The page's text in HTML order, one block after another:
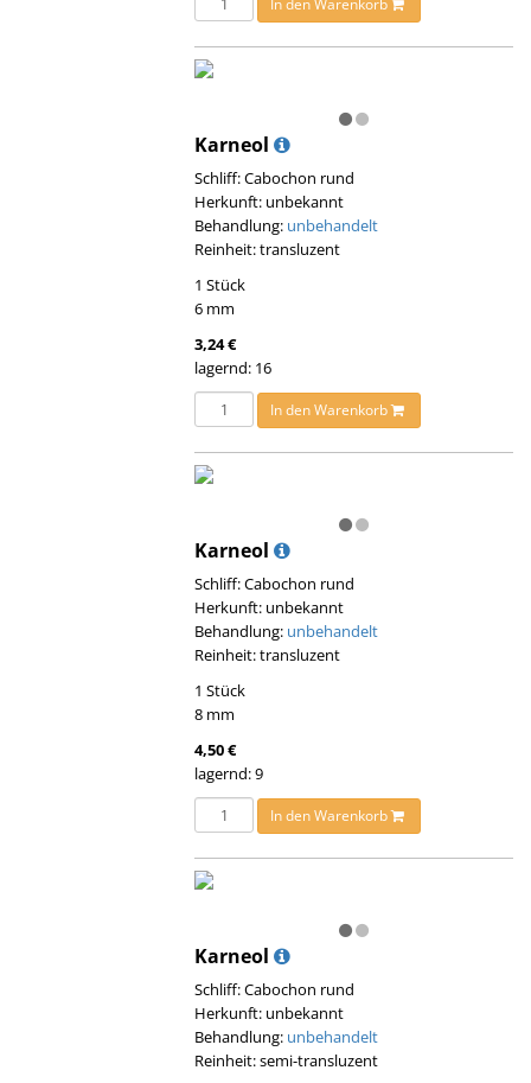
In den Warenkorb
Karneol
Schliff: Cabochon rund
Herkunft: unbekannt
Behandlung: unbehandelt
Reinheit: transluzent
1 Stück
6 mm
3,24 €
lagernd: 16
In den Warenkorb
Karneol
Schliff: Cabochon rund
Herkunft: unbekannt
Behandlung: unbehandelt
Reinheit: transluzent
1 Stück
8 mm
4,50 €
lagernd: 9
In den Warenkorb
Karneol
Schliff: Cabochon rund
Herkunft: unbekannt
Behandlung: unbehandelt
Reinheit: semi-transluzent